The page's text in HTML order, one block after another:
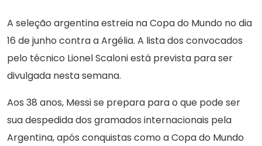
A seleção argentina estreia na Copa do Mundo no dia
16 de junho contra a Argélia. A lista dos convocados
pelo técnico Lionel Scaloni está prevista para ser
divulgada nesta semana.
Aos 38 anos, Messi se prepara para o que pode ser
sua despedida dos gramados internacionais pela
Argentina, após conquistas como a Copa do Mundo